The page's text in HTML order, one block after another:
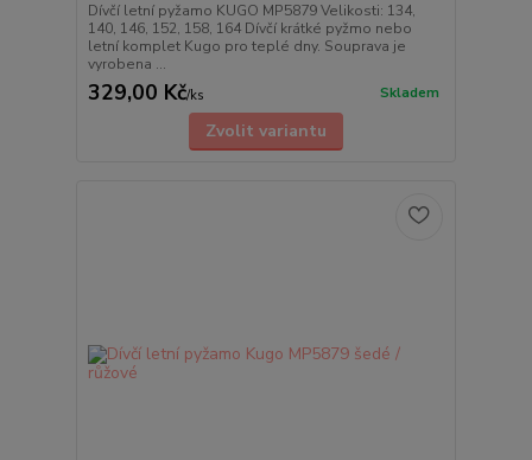
Dívčí letní pyžamo KUGO MP5879 Velikosti: 134,
140, 146, 152, 158, 164 Dívčí krátké pyžmo nebo
letní komplet Kugo pro teplé dny. Souprava je
vyrobena ...
329,00 Kč/ks Skladem
Zvolit variantu